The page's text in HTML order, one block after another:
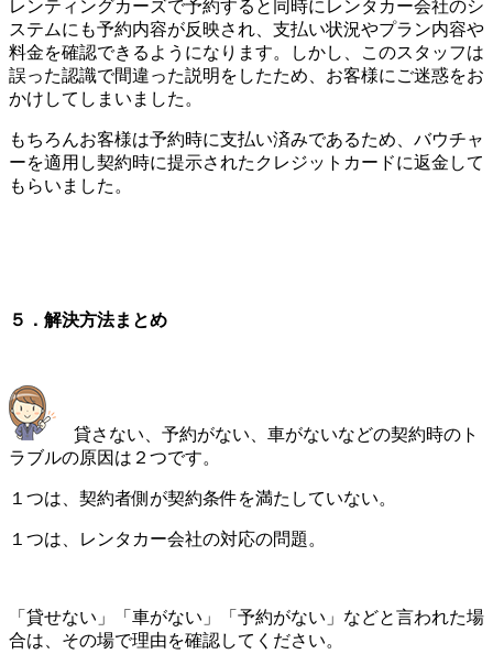
レンティングカーズで予約すると同時にレンタカー会社のシ
ステムにも予約内容が反映され、支払い状況やプラン内容や
料金を確認できるようになります。しかし、このスタッフは
誤った認識で間違った説明をしたため、お客様にご迷惑をお
かけしてしまいました。
もちろんお客様は予約時に支払い済みであるため、バウチャ
ーを適用し契約時に提示されたクレジットカードに返金して
もらいました。
５．解決方法まとめ
貸さない、予約がない、車がないなどの契約時のト
ラブルの原因は２つです。
１つは、契約者側が契約条件を満たしていない。
１つは、レンタカー会社の対応の問題。
「貸せない」「車がない」「予約がない」などと言われた場
合は、その場で理由を確認してください。